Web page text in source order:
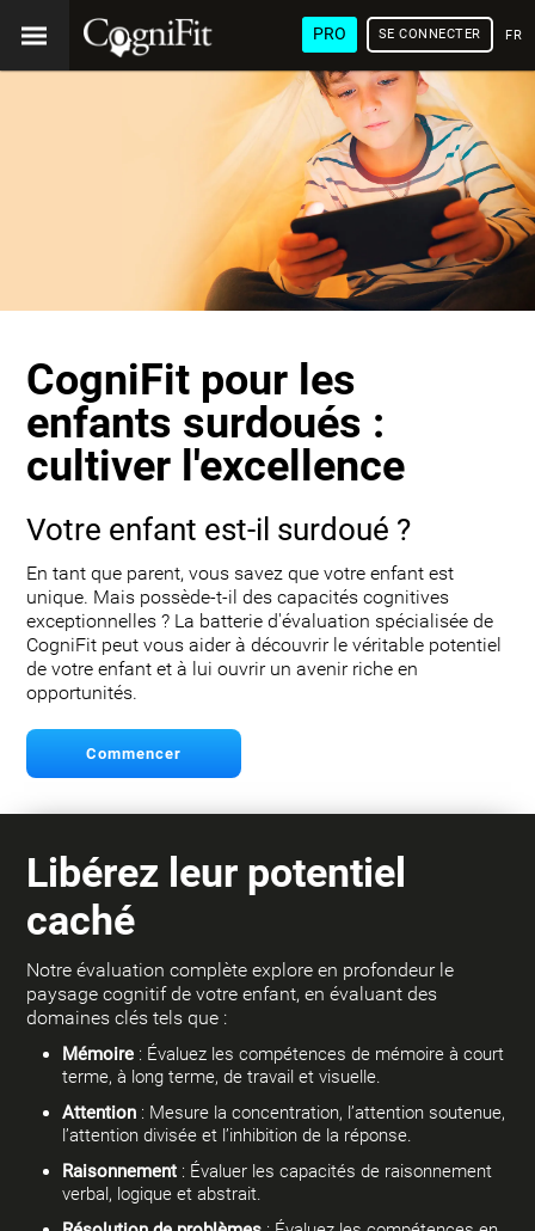
PRO SE CONNECTER
CogniFit pour les
enfants surdoués :
cultiver l'excellence
Votre enfant est-il surdoué ?
En tant que parent, vous savez que votre enfant est
unique. Mais possède-t-il des capacités cognitives
exceptionnelles ? La batterie d'évaluation spécialisée de
CogniFit peut vous aider à découvrir le véritable potentiel
de votre enfant et à lui ouvrir un avenir riche en
opportunités.
Commencer
Libérez leur potentiel
caché
Notre évaluation complète explore en profondeur le
paysage cognitif de votre enfant, en évaluant des
domaines clés tels que :
Mémoire : Évaluez les compétences de mémoire à court
terme, à long terme, de travail et visuelle.
Attention : Mesure la concentration, l’attention soutenue,
l’attention divisée et l’inhibition de la réponse.
Raisonnement : Évaluer les capacités de raisonnement
verbal, logique et abstrait.